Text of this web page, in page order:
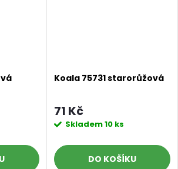
Koala 75731 starorůžová
71 Kč
Skladem10 ks
DO KOŠÍKU